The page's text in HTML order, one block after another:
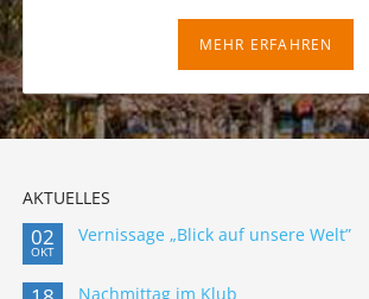
MEHR ERFAHREN
AKTUELLES
02
OKT
Vernissage „Blick auf unsere Welt”
Nachmittag im Klub